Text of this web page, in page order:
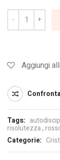
Aggiungi
Tags:
risolutezza,
Categorie: